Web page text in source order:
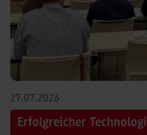
27.07.2026
Erfolgreicher